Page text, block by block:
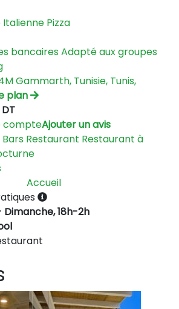
Italienne Pizza
bancaires Adapté aux groupes
Gammarth, Tunisie, Tunis,
plan
compteAjouter un avis
Restaurant Restaurant à
Accueil
Dimanche, 18h-2h